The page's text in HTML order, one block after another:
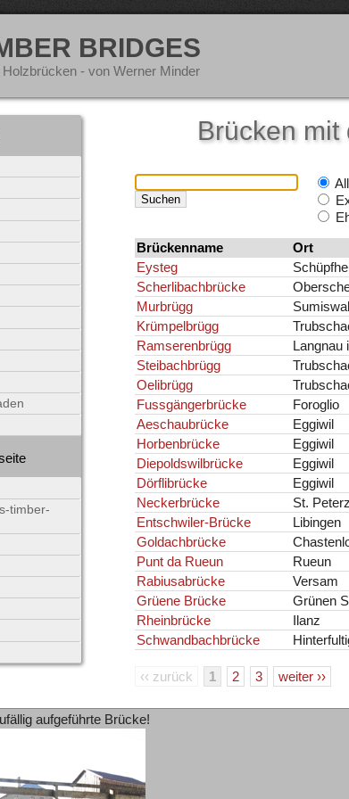
BRIDGES
- von Werner Minder
Brücken
Brückenname Ort
Eysteg
Scherlibachbrücke
Murbrügg
Krümpelbrügg
Ramserenbrügg
Langnau
Steibachbrügg
Oelibrügg
Fussgängerbrücke
Foroglio
Aeschaubrücke
Eggiwil
Horbenbrücke
Eggiwil
Diepoldswilbrücke
Eggiwil
Dörflibrücke
Eggiwil
Neckerbrücke
St.
Entschwiler-Brücke
Libingen
Goldachbrücke
Punt da Rueun
Rueun
Rabiusabrücke
Versam
Grüene Brücke
Grünen
Rheinbrücke
Ilanz
Schwandbachbrücke
‹‹ zurück 1 2 3 weiter ››
timber-
aufgeführte Brücke!